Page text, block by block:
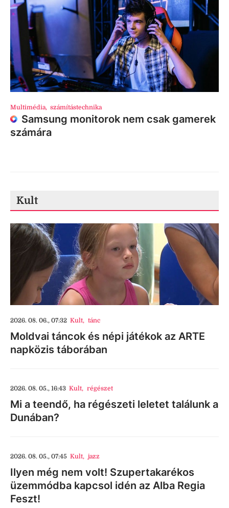
Multimédia, számítástechnika
Samsung monitorok nem csak gamerek
számára
Kult
2026. 08. 06., 07:32 Kult, tánc
Moldvai táncok és népi játékok az ARTE
napközis táborában
2026. 08. 05., 16:43 Kult, régészet
Mi a teendő, ha régészeti leletet találunk a
Dunában?
2026. 08. 05., 07:45 Kult, jazz
Ilyen még nem volt! Szupertakarékos
üzemmódba kapcsol idén az Alba Regia
Feszt!